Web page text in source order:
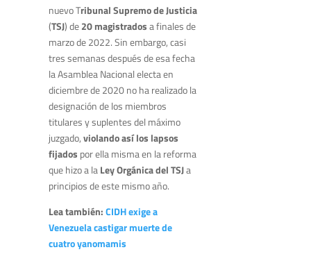
nuevo Tribunal Supremo de Justicia
(TSJ) de20 magistradosa finales de
marzo de 2022. Sin embargo, casi
tres semanas después de esa fecha
la Asamblea Nacional electa en
diciembre de 2020 no ha realizado la
designación de los miembros
titulares y suplentes del máximo
juzgado,violando así los lapsos
fijados por ella misma en la reforma
que hizo a laLey Orgánica del TSJa
principios de este mismo año.
Lea también:CIDH exige a
Venezuela castigar muerte de
cuatro yanomamis